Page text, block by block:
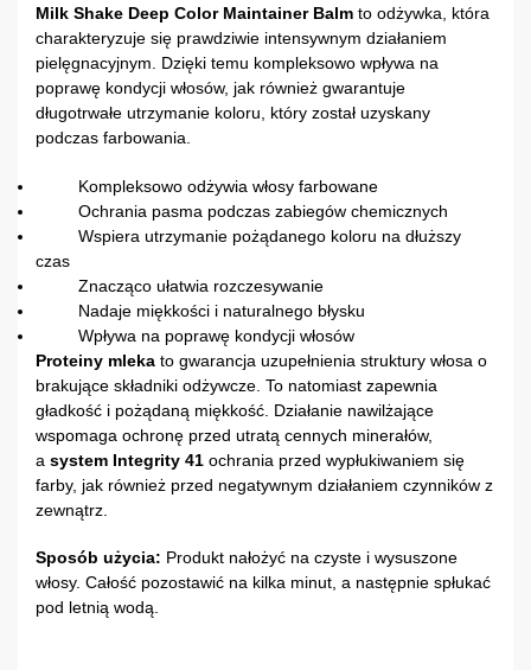
Milk Shake Deep Color Maintainer Balm to odżywka, która
charakteryzuje się prawdziwie intensywnym działaniem
pielęgnacyjnym. Dzięki temu kompleksowo wpływa na
poprawę kondycji włosów, jak również gwarantuje
długotrwałe utrzymanie koloru, który został uzyskany
podczas farbowania.
Kompleksowo odżywia włosy farbowane
Ochrania pasma podczas zabiegów chemicznych
Wspiera utrzymanie pożądanego koloru na dłuższy
czas
Znacząco ułatwia rozczesywanie
Nadaje miękkości i naturalnego błysku
Wpływa na poprawę kondycji włosów
Proteiny mleka to gwarancja uzupełnienia struktury włosa o
brakujące składniki odżywcze. To natomiast zapewnia
gładkość i pożądaną miękkość. Działanie nawilżające
wspomaga ochronę przed utratą cennych minerałów,
a system Integrity 41 ochrania przed wypłukiwaniem się
farby, jak również przed negatywnym działaniem czynników z
zewnątrz.
Sposób użycia: Produkt nałożyć na czyste i wysuszone
włosy. Całość pozostawić na kilka minut, a następnie spłukać
pod letnią wodą.